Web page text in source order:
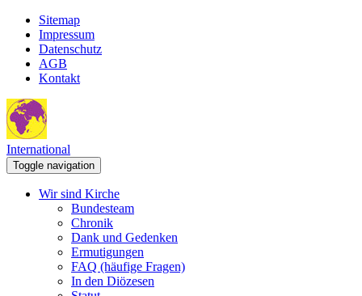
Sitemap
Impressum
Datenschutz
AGB
Kontakt
International
Toggle navigation
Wir sind Kirche
Bundesteam
Chronik
Dank und Gedenken
Ermutigungen
FAQ (häufige Fragen)
In den Diözesen